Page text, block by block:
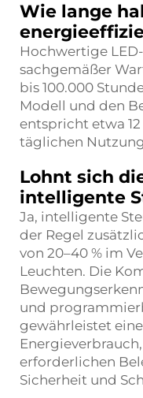
Wie lange
Hochwertige
sachgemäßer
bis 100.000
Modell und den
entspricht etwa
täglichen
Lohnt sich
intelligente
Ja, intelligente
der Regel
von 20–40 % im
Leuchten. Die
und
gewährleistet
erforderlichen
Sicherheit und